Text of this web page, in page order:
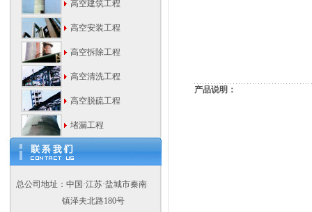
高空建筑工程
高空安装工程
高空拆除工程
高空清洗工程
高空脱硫工程
堵漏工程
总公司地址：中国·江苏·盐城市秦南
镇泽夫北路180号
产品说明：